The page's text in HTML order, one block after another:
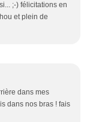
;-) félicitations en
et plein de
dans mes
dans nos bras ! fais